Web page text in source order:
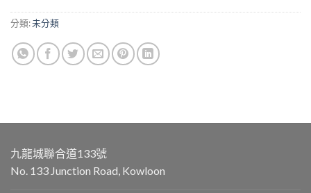
分類:未分類
九龍城聯合道133號
No. 133 Junction Road, Kowloon